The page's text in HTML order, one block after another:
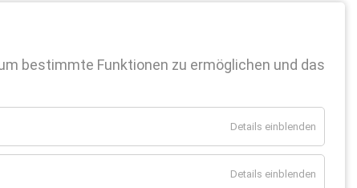
bestimmte Funktionen zu ermöglichen und das
Details einblenden
Details einblenden